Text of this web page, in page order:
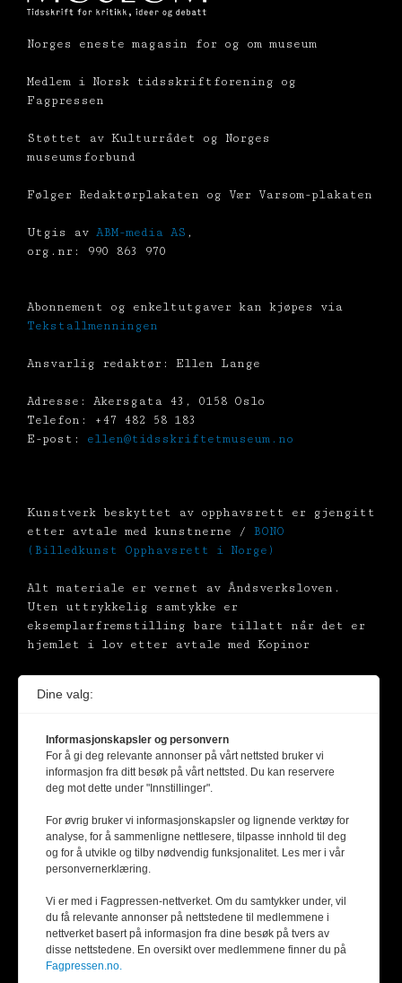
Norges eneste magasin for og om museum
Medlem i Norsk tidsskriftforening og
Fagpressen
Støttet av Kulturrådet og Norges
museumsforbund
Følger Redaktørplakaten og Vær Varsom-plakaten
Utgis av ABM-media AS ,
org.nr: 990 863 970
Abonnement og enkeltutgaver kan kjøpes via
Tekstallmenningen
Ansvarlig redaktør: Ellen Lange
Adresse: Akersgata 43, 0158 Oslo
Telefon: +47 482 58 183
E-post: ellen@tidsskriftetmuseum.no
Kunstverk beskyttet av opphavsrett er gjengitt
etter avtale med kunstnerne / BONO
(Billedkunst Opphavsrett i Norge)
Alt materiale er vernet av Åndsverksloven.
Uten uttrykkelig samtykke er
eksemplarfremstilling bare tillatt når det er
hjemlet i lov etter avtale med Kopinor
Dine valg:
Informasjonskapsler og personvern
For å gi deg relevante annonser på vårt nettsted bruker vi
informasjon fra ditt besøk på vårt nettsted. Du kan reservere
deg mot dette under "Innstillinger".
For øvrig bruker vi informasjonskapsler og lignende verktøy for
analyse, for å sammenligne nettlesere, tilpasse innhold til deg
og for å utvikle og tilby nødvendig funksjonalitet. Les mer i vår
personvernerklæring.
Vi er med i Fagpressen-nettverket. Om du samtykker under, vil
du få relevante annonser på nettstedene til medlemmene i
nettverket basert på informasjon fra dine besøk på tvers av
disse nettstedene. En oversikt over medlemmene finner du på
Fagpressen.no.